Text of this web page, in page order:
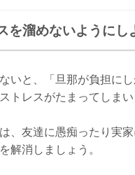
を溜めないようにし
いと、「旦那が負担に
トレスがたまってしまい
、友達に愚痴ったり実
解消しましょう。